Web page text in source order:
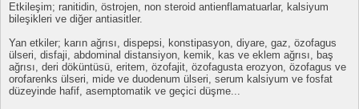
Etkileşim; ranitidin, östrojen, non steroid antienflamatuarlar, kalsiyum
bileşikleri ve diğer antiasitler.
Yan etkiler; karın ağrısı, dispepsi, konstipasyon, diyare, gaz, özofagus
ülseri, disfaji, abdominal distansiyon, kemik, kas ve eklem ağrısı, baş
ağrısı, deri döküntüsü, eritem, özofajit, özofagusta erozyon, özofagus ve
orofarenks ülseri, mide ve duodenum ülseri, serum kalsiyum ve fosfat
düzeyinde hafif, asemptomatik ve geçici düşme...